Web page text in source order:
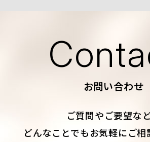
お問い合わせ
ご質問やご要望など
どんなことでもお気軽にご相